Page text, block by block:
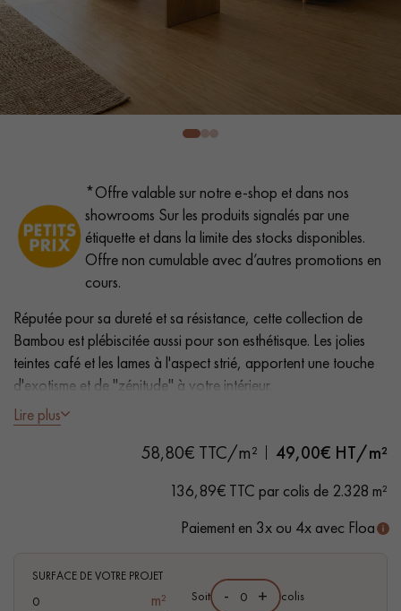
PARQUET FUMÉ
PARQUET LAMES LARGES XXL
ACCESSOIRES PARQUET
D'INTÉRIEUR
Nos conseillers sont disponibles au
0805 82 82 82
VOUS AVEZ UN PROJET ?
Nos experts sont à votre disposition pour vous guider pas à
Un expert Décoplus Parquets vous appelle
*Offre valable sur notre e-shop et dans nos
showrooms Sur les produits signalés par une
étiquette et dans la limite des stocks disponibles.
Offre non cumulable avec d’autres promotions en
cours.
Réputée pour sa dureté et sa résistance, cette collection de
Bambou est plébiscitée aussi pour son esthétisque. Les jolies
teintes café et les lames à l'aspect strié, apportent une touche
d'exotisme et de "zénitude" à votre intérieur.
- Lames largeur 15 cm
- Fumé par thermotraitement pour une teinte intense dans la
- Choix Select - rendu homogène, grain régulier, peu marqué
Lire plus
58,80€ TTC/m² 49,00€ HT/m²
136,89€ TTC par colis de 2.328 m²
Paiement en 3x ou 4x avec Floa
SURFACE DE VOTRE PROJET
m² Soit - + colis